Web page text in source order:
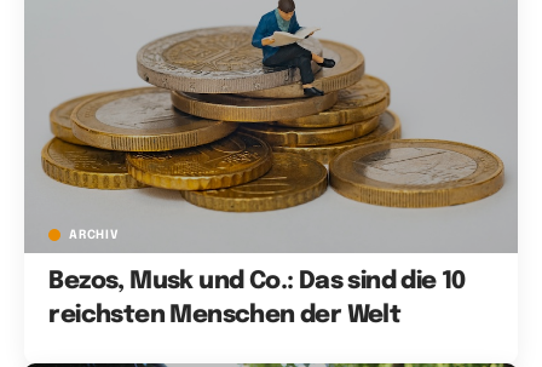
ARCHIV
Bezos, Musk und Co.: Das sind die 10
reichsten Menschen der Welt